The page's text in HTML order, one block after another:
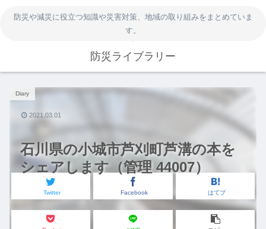
防災や減災に役立つ知識や災害対策、地域の取り組みをまとめていま
す。
防災ライブラリー
石川県の小城市芦刈町芦溝の本を
シェアします（管理 44007）
Diary
Twitter Facebook はてブ
2021.03.01